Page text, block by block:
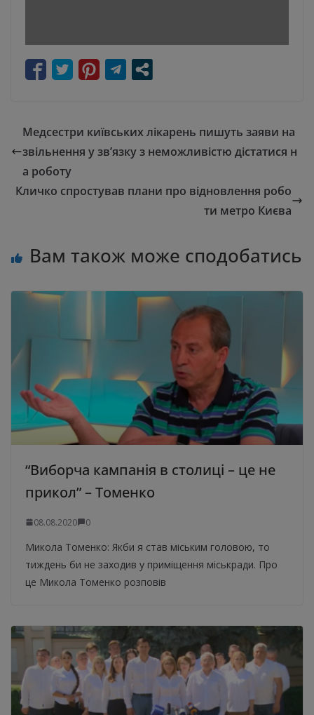
Медсестри київських лікарень пишуть заяви на
звільнення у зв’язку з неможливістю дістатися н
а роботу
Кличко спростував плани про відновлення робо
ти метро Києва
Вам також може сподобатись
“Виборча кампанія в столиці – це не
прикол” – Томенко
08.08.2020 0
Микола Томенко: Якби я став міським головою, то
тиждень би не заходив у приміщення міськради. Про
це Микола Томенко розповів